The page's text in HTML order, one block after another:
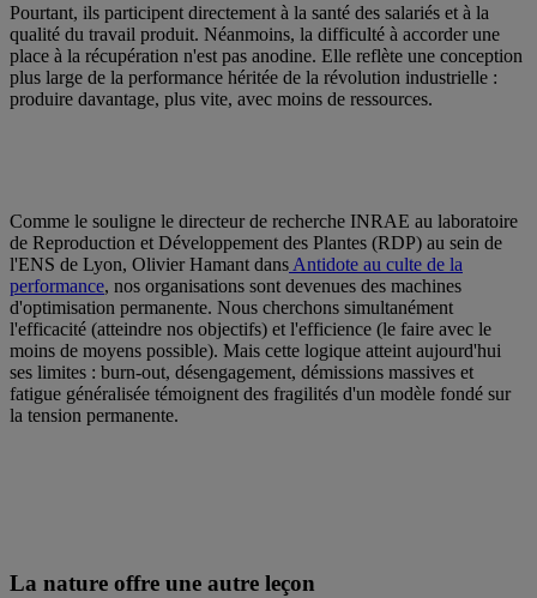
Pourtant, ils participent directement à la santé des salariés et à la
qualité du travail produit. Néanmoins, la difficulté à accorder une
place à la récupération n'est pas anodine. Elle reflète une conception
plus large de la performance héritée de la révolution industrielle :
produire davantage, plus vite, avec moins de ressources.
Comme le souligne le directeur de recherche INRAE au laboratoire
de Reproduction et Développement des Plantes (RDP) au sein de
l'ENS de Lyon, Olivier Hamant dans Antidote au culte de la
performance, nos organisations sont devenues des machines
d'optimisation permanente. Nous cherchons simultanément
l'efficacité (atteindre nos objectifs) et l'efficience (le faire avec le
moins de moyens possible). Mais cette logique atteint aujourd'hui
ses limites : burn-out, désengagement, démissions massives et
fatigue généralisée témoignent des fragilités d'un modèle fondé sur
la tension permanente.
La nature offre une autre leçon